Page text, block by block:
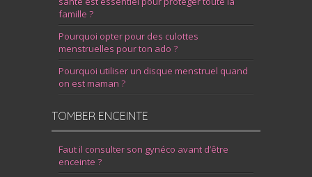
famille ?
Pourquoi opter pour des culottes
menstruelles pour ton ado ?
Pourquoi utiliser un disque menstruel quand
on est maman ?
TOMBER ENCEINTE
Faut il consulter son gynéco avant d’être
enceinte ?